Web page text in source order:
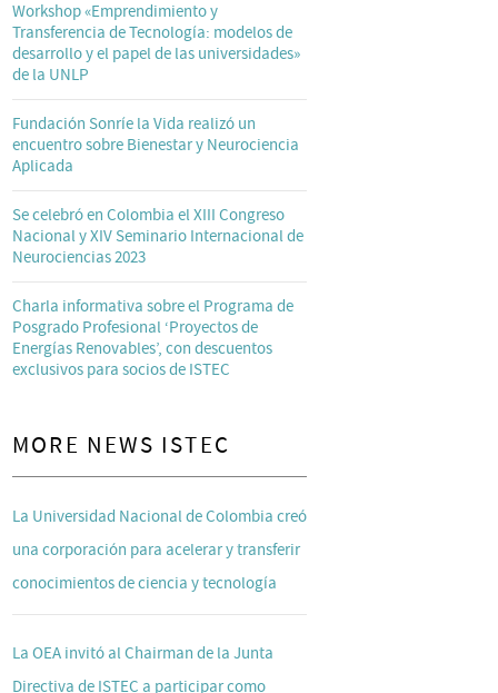
Workshop «Emprendimiento y
Transferencia de Tecnología: modelos de
desarrollo y el papel de las universidades»
de la UNLP
Fundación Sonríe la Vida realizó un
encuentro sobre Bienestar y Neurociencia
Aplicada
Se celebró en Colombia el XIII Congreso
Nacional y XIV Seminario Internacional de
Neurociencias 2023
Charla informativa sobre el Programa de
Posgrado Profesional ‘Proyectos de
Energías Renovables’, con descuentos
exclusivos para socios de ISTEC
MORE NEWS ISTEC
La Universidad Nacional de Colombia creó
una corporación para acelerar y transferir
conocimientos de ciencia y tecnología
La OEA invitó al Chairman de la Junta
Directiva de ISTEC a participar como